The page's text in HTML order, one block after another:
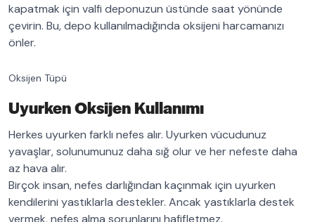
kapatmak için valfi deponuzun üstünde saat yönünde
çevirin. Bu, depo kullanılmadığında oksijeni harcamanızı
önler.
Oksijen Tüpü
Uyurken Oksijen Kullanımı
Herkes uyurken farklı nefes alır. Uyurken vücudunuz
yavaşlar, solunumunuz daha sığ olur ve her nefeste daha
az hava alır.
Birçok insan, nefes darlığından kaçınmak için uyurken
kendilerini yastıklarla destekler. Ancak yastıklarla destek
vermek, nefes alma sorunlarını hafifletmez.